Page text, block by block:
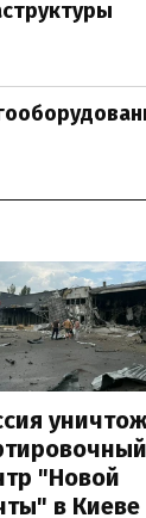
"Новой
в Киеве